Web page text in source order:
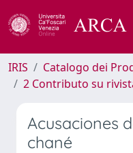
IRIS
Catalogo dei
2 Contributo su
Acusaciones
chané